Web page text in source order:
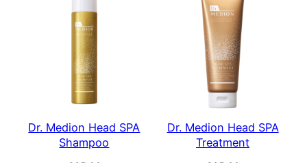
Dr. Medion Head SPA
Shampoo
Dr. Medion Head SPA
Treatment